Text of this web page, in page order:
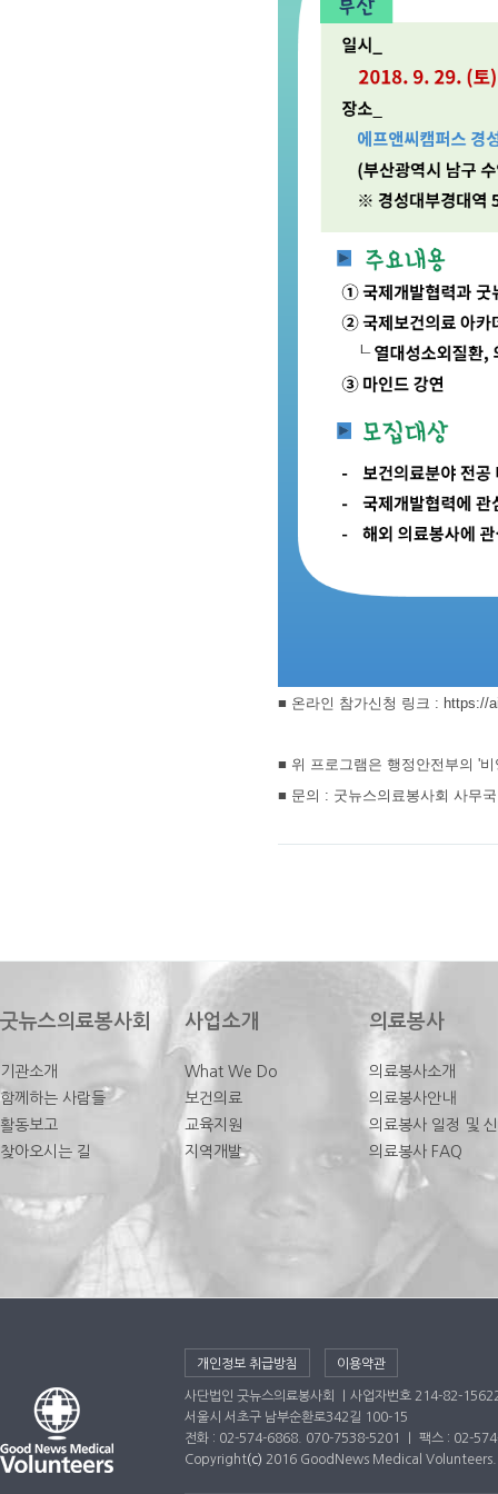
■ 온라인 참가신청 링크 : https://
■ 위 프로그램은 행정안전부의 '
■ 문의 : 굿뉴스의료봉사회 사무
굿뉴스의료봉사회
기관소개
함께하는 사람들
활동보고
찾아오시는 길
사업소개
What We Do
보건의료
교육지원
지역개발
의료봉사
의료봉사소개
의료봉사안내
의료봉사 일정 및
의료봉사 FAQ
개인정보 취급방침 이용약관
사단법인 굿뉴스의료봉사회 ｜사업자번호 214-82-
서울시 서초구 남부순환로342길 100-15
전화 : 02-574-6868. 070-7538-5201 ｜ 팩스 : 02-
Copyright(c) 2016 GoodNews Medical